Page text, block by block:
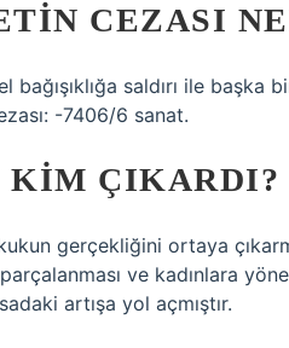
CEZASI
saldırı ile başka
-7406/6 sanat.
KIM ÇIKARDI?
gerçekliğini ortaya
ve kadınlara
artışa yol açmıştır.